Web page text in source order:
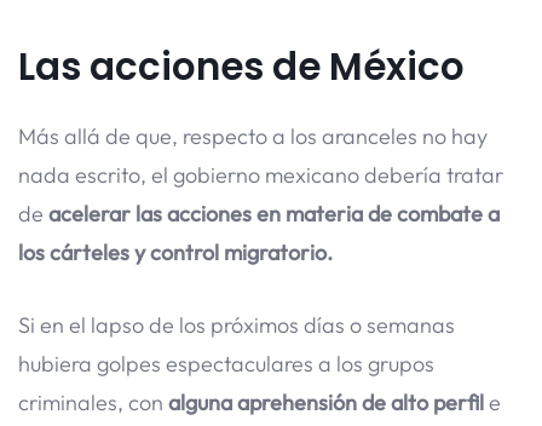
Las acciones de México
Más allá de que, respecto a los aranceles no hay
nada escrito, el gobierno mexicano debería tratar
de acelerar las acciones en materia de combate a
los cárteles y control migratorio.
Si en el lapso de los próximos días o semanas
hubiera golpes espectaculares a los grupos
criminales, con alguna aprehensión de alto perfile